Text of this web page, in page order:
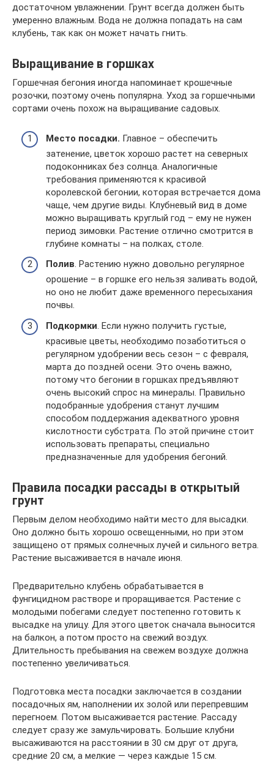
достаточном увлажнении. Грунт всегда должен быть
умеренно влажным. Вода не должна попадать на сам
клубень, так как он может начать гнить.
Выращивание в горшках
Горшечная бегония иногда напоминает крошечные
розочки, поэтому очень популярна. Уход за горшечными
сортами очень похож на выращивание садовых.
Место посадки. Главное – обеспечить
затенение, цветок хорошо растет на северных
подоконниках без солнца. Аналогичные
требования применяются к красивой
королевской бегонии, которая встречается дома
чаще, чем другие виды. Клубневый вид в доме
можно выращивать круглый год – ему не нужен
период зимовки. Растение отлично смотрится в
глубине комнаты – на полках, столе.
Полив. Растению нужно довольно регулярное
орошение – в горшке его нельзя заливать водой,
но оно не любит даже временного пересыхания
почвы.
Подкормки . Если нужно получить густые,
красивые цветы, необходимо позаботиться о
регулярном удобрении весь сезон – с февраля,
марта до поздней осени. Это очень важно,
потому что бегонии в горшках предъявляют
очень высокий спрос на минералы. Правильно
подобранные удобрения станут лучшим
способом поддержания адекватного уровня
кислотности субстрата. По этой причине стоит
использовать препараты, специально
предназначенные для удобрения бегоний.
Правила посадки рассады в открытый
грунт
Первым делом необходимо найти место для высадки.
Оно должно быть хорошо освещенными, но при этом
защищено от прямых солнечных лучей и сильного ветра.
Растение высаживается в начале июня.
Предварительно клубень обрабатывается в
фунгицидном растворе и проращивается. Растение с
молодыми побегами следует постепенно готовить к
высадке на улицу. Для этого цветок сначала выносится
на балкон, а потом просто на свежий воздух.
Длительность пребывания на свежем воздухе должна
постепенно увеличиваться.
Подготовка места посадки заключается в создании
посадочных ям, наполнении их золой или перепревшим
перегноем. Потом высаживается растение. Рассаду
следует сразу же замульчировать. Большие клубни
высаживаются на расстоянии в 30 см друг от друга,
средние 20 см, а мелкие — через каждые 15 см.